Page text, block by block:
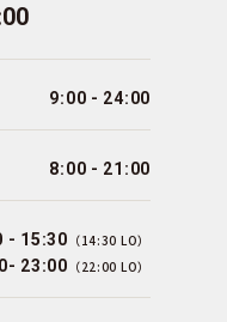
9:00 - 24:00
8:00 - 21:00
- 15:30 （14:30 LO）
23:00 （22:00 LO）